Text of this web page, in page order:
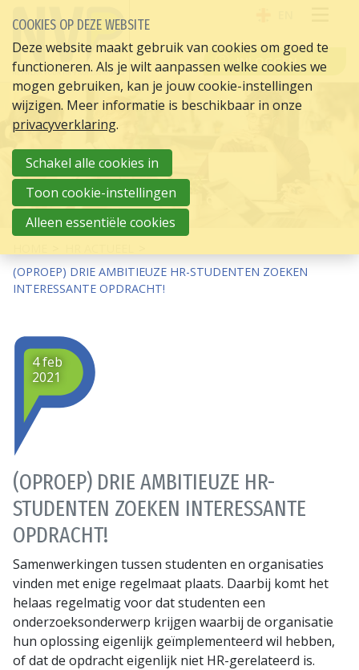
INLOGGEN
(OPROEP) DRIE AMBITIEUZE HR-STUDENTEN ZOEKEN
INTERESSANTE OPDRACHT!
(OPROEP) DRIE AMBITIEUZE HR-
STUDENTEN ZOEKEN INTERESSANTE
OPDRACHT!
4 feb
2021
Samenwerkingen tussen studenten en organisaties
vinden met enige regelmaat plaats. Daarbij komt het
helaas regelmatig voor dat studenten een
onderzoeksonderwerp krijgen waarbij de organisatie
hun oplossing eigenlijk geïmplementeerd wil hebben,
of dat de opdracht eigenlijk niet HR-gerelateerd is.
COOKIES OP DEZE WEBSITE
Deze website maakt gebruik van cookies om goed te
functioneren. Als je wilt aanpassen welke cookies we
mogen gebruiken, kan je jouw cookie-instellingen
wijzigen. Meer informatie is beschikbaar in onze
privacyverklaring.
Schakel alle cookies in
Toon cookie-instellingen
Alleen essentiële cookies